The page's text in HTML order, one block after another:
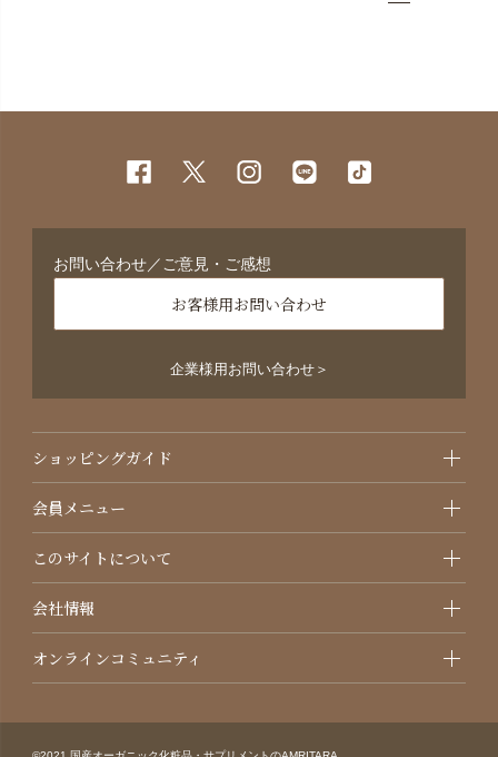
お問い合わせ／ご意見・ご感想
お客様用お問い合わせ
企業様用お問い合わせ＞
ショッピングガイド
会員メニュー
このサイトについて
会社情報
オンラインコミュニティ